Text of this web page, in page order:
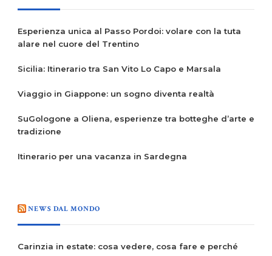
Esperienza unica al Passo Pordoi: volare con la tuta
alare nel cuore del Trentino
Sicilia: Itinerario tra San Vito Lo Capo e Marsala
Viaggio in Giappone: un sogno diventa realtà
SuGologone a Oliena, esperienze tra botteghe d’arte e
tradizione
Itinerario per una vacanza in Sardegna
NEWS DAL MONDO
Carinzia in estate: cosa vedere, cosa fare e perché